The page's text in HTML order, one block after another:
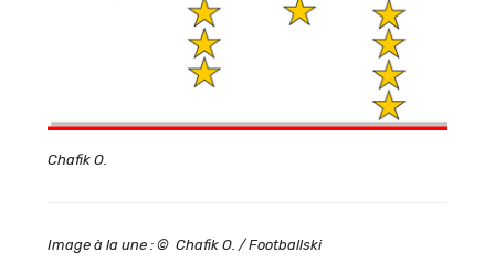
Chafik O.
Image à la une : © Chafik O. / Footballski